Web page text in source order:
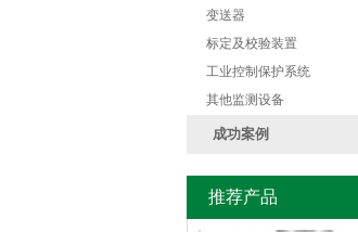
变送器
标定及校验装置
工业控制保护系统
其他监测设备
成功案例
推荐产品